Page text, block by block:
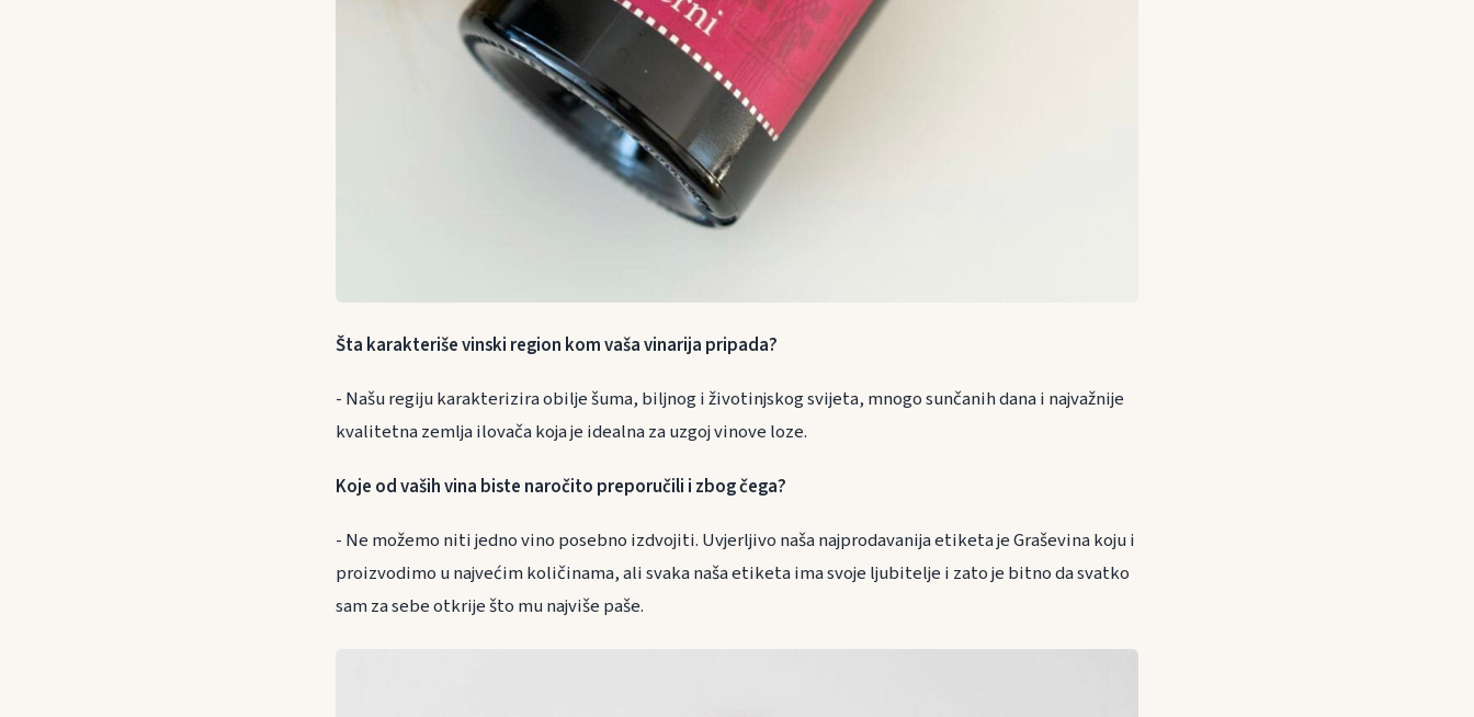
Šta karakteriše vinski region kom vaša vinarija pripada?
- Našu regiju karakterizira obilje šuma, biljnog i životinjskog svijeta, mnogo sunčanih dana i najvažnije
kvalitetna zemlja ilovača koja je idealna za uzgoj vinove loze.
Koje od vaših vina biste naročito preporučili i zbog čega?
- Ne možemo niti jedno vino posebno izdvojiti. Uvjerljivo naša najprodavanija etiketa je Graševina koju i
proizvodimo u najvećim količinama, ali svaka naša etiketa ima svoje ljubitelje i zato je bitno da svatko
sam za sebe otkrije što mu najviše paše.